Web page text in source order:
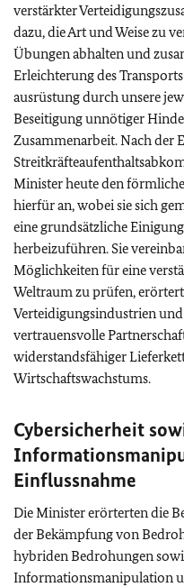
verstärkter
dazu, die Art und Weise zu
Übungen abhalten und
Erleichterung des
ausrüstung durch unsere
Beseitigung unnötiger
Zusammenarbeit. Nach der
Minister heute den
hierfür an, wobei sie sich
eine grundsätzliche
herbeizuführen. Sie
Möglichkeiten für eine
Weltraum zu prüfen,
Verteidigungsindustrien
vertrauensvolle
widerstandsfähiger
Wirtschaftswachstums.
Cybersicherheit
Einflussnahme
Die Minister erörterten die
der Bekämpfung von
hybriden Bedrohungen
Informationsmanipulation